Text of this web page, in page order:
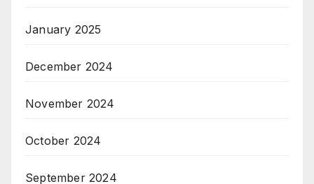
January 2025
December 2024
November 2024
October 2024
September 2024